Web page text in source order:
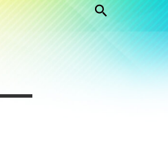
Search